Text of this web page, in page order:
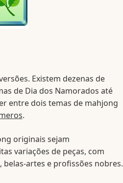
Existem dezenas de
de Dia dos Namorados até
entre dois temas de mahjong
.
originais sejam
variações de peças, com
artes e profissões nobres.